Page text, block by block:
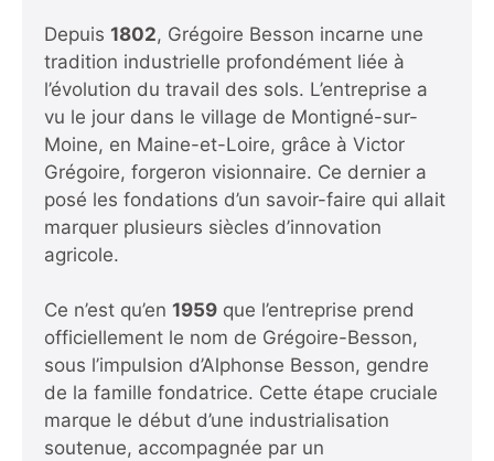
Depuis 1802, Grégoire Besson incarne une
tradition industrielle profondément liée à
l’évolution du travail des sols. L’entreprise a
vu le jour dans le village de Montigné-sur-
Moine, en Maine-et-Loire, grâce à Victor
Grégoire, forgeron visionnaire. Ce dernier a
posé les fondations d’un savoir-faire qui allait
marquer plusieurs siècles d’innovation
agricole.
Ce n’est qu’en 1959 que l’entreprise prend
officiellement le nom de Grégoire-Besson,
sous l’impulsion d’Alphonse Besson, gendre
de la famille fondatrice. Cette étape cruciale
marque le début d’une industrialisation
soutenue, accompagnée par un